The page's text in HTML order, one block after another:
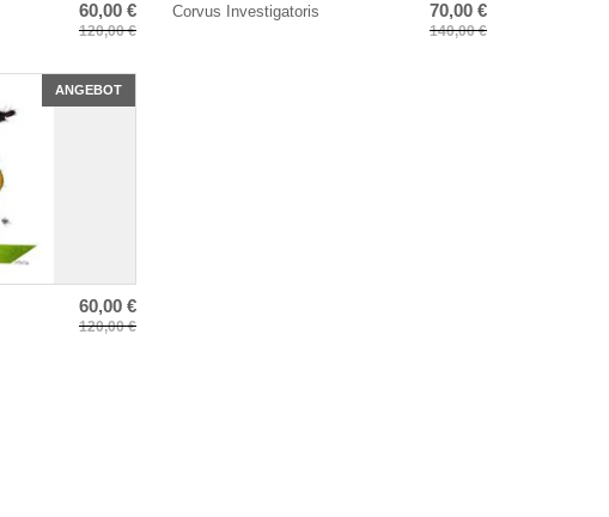
60,00 €
120,00 €
Corvus Investigatoris 70,00 €
140,00 €
ANGEBOT
60,00 €
120,00 €